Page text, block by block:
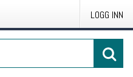
LOGG INN